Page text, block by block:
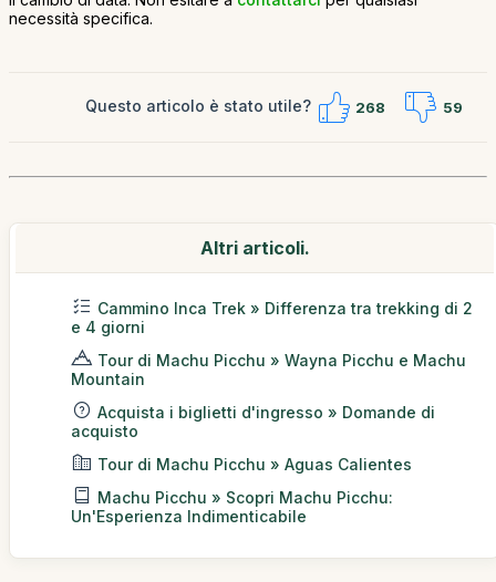
necessità specifica.
Questo articolo è stato utile? 268 59
Altri articoli.
Cammino Inca Trek » Differenza tra trekking di 2
e 4 giorni
Tour di Machu Picchu » Wayna Picchu e Machu
Mountain
Acquista i biglietti d'ingresso » Domande di
acquisto
Tour di Machu Picchu » Aguas Calientes
Machu Picchu » Scopri Machu Picchu:
Un'Esperienza Indimenticabile